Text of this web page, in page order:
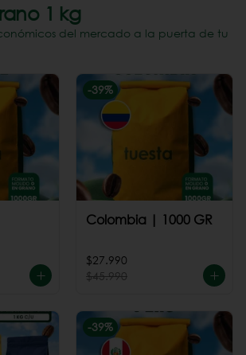
1 kg
del mercado a la puerta de tu
-39%
Colombia | 1000 GR
$27.990
$45.990
-39%